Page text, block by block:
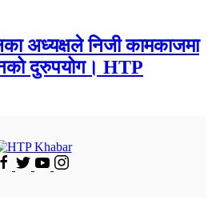
अध्यक्षले निजी कामकाजमा
दुरुपयोग। HTP